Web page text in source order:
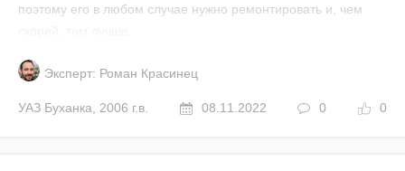
поэтому его в любом случае нужно ремонтировать и, чем
Эксперт: Роман Красинец
УАЗ Буханка 2006 г.в. 08.11.2022 0 0